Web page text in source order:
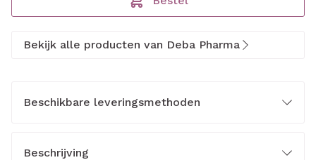
Bekijk alle producten van Deba Pharma
Beschikbare leveringsmethoden
Beschrijving